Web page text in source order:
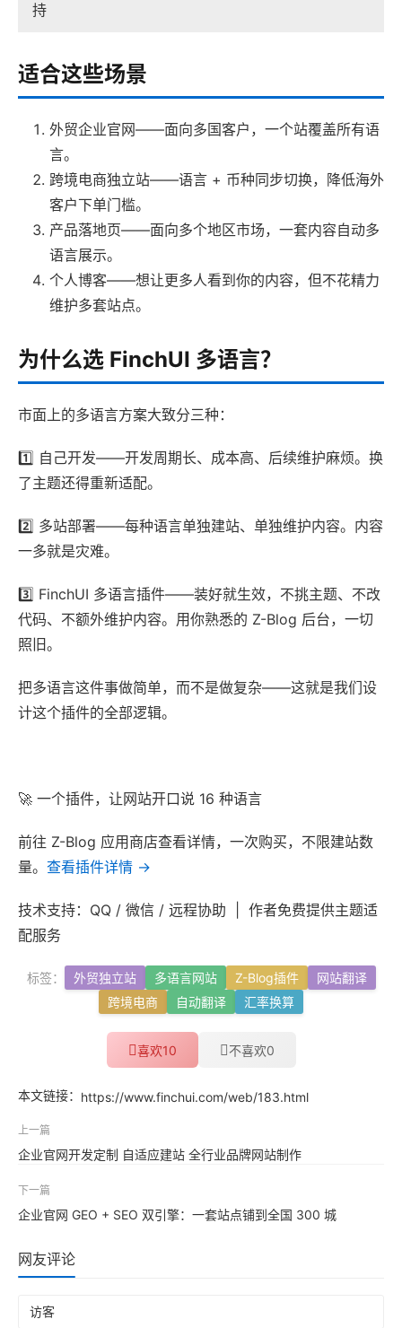
持
适合这些场景
外贸企业官网——面向多国客户，一个站覆盖所有语
言。
跨境电商独立站——语言 + 币种同步切换，降低海外
客户下单门槛。
产品落地页——面向多个地区市场，一套内容自动多
语言展示。
个人博客——想让更多人看到你的内容，但不花精力
维护多套站点。
为什么选 FinchUI 多语言？
市面上的多语言方案大致分三种：
1️⃣ 自己开发——开发周期长、成本高、后续维护麻烦。换
了主题还得重新适配。
2️⃣ 多站部署——每种语言单独建站、单独维护内容。内容
一多就是灾难。
3️⃣ FinchUI 多语言插件——装好就生效，不挑主题、不改
代码、不额外维护内容。用你熟悉的 Z-Blog 后台，一切
照旧。
把多语言这件事做简单，而不是做复杂——这就是我们设
计这个插件的全部逻辑。
🚀 一个插件，让网站开口说 16 种语言
前往 Z-Blog 应用商店查看详情，一次购买，不限建站数
量。 查看插件详情 →
技术支持：QQ / 微信 / 远程协助 | 作者免费提供主题适
配服务
标签： 外贸独立站 多语言网站 Z-Blog插件
网站翻译
跨境电商
自动翻译 汇率换算
喜欢10 不喜欢0
本文链接： https://www.finchui.com/web/183.html
上一篇
企业官网开发定制 自适应建站 全行业品牌网站制作
下一篇
企业官网 GEO + SEO 双引擎：一套站点铺到全国 300 城
网友评论